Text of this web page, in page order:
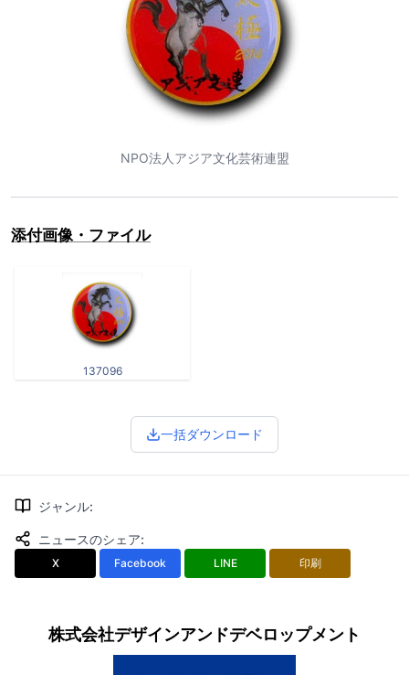
NPO法人アジア文化芸術連盟
添付画像・ファイル
137096
一括ダウンロード
ジャンル:
ニュースのシェア:
X Facebook LINE 印刷
株式会社デザインアンドデベロップメント